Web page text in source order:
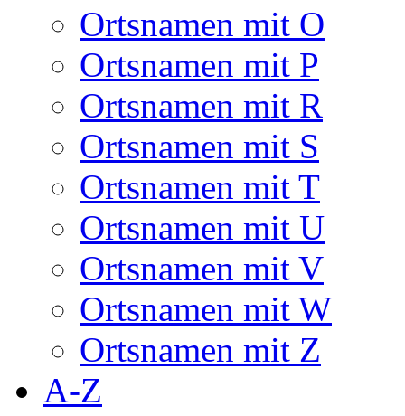
Ortsnamen mit O
Ortsnamen mit P
Ortsnamen mit R
Ortsnamen mit S
Ortsnamen mit T
Ortsnamen mit U
Ortsnamen mit V
Ortsnamen mit W
Ortsnamen mit Z
A-Z